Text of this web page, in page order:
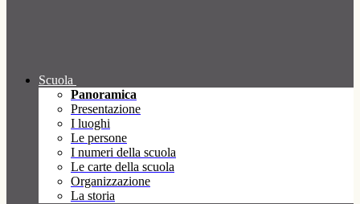
Scuola
Panoramica
Presentazione
I luoghi
Le persone
I numeri della scuola
Le carte della scuola
Organizzazione
La storia